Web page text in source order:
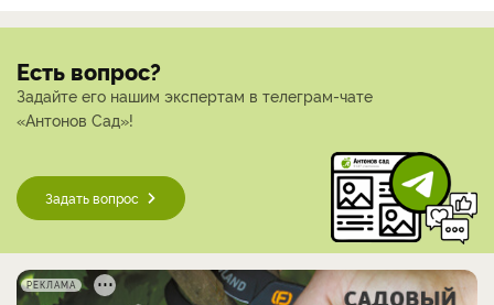
Есть вопрос?
Задайте его нашим экспертам в телеграм-чате
«Антонов Сад»!
Задать вопрос
РЕКЛАМА